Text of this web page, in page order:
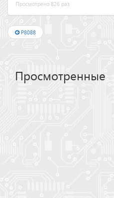
Просмотрено 826 раз
P8088
Просмотренные